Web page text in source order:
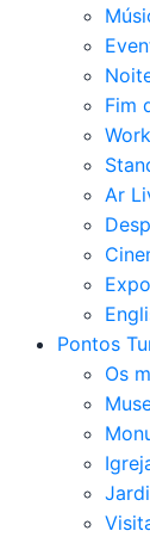
Fim
Ar
Pontos
Os